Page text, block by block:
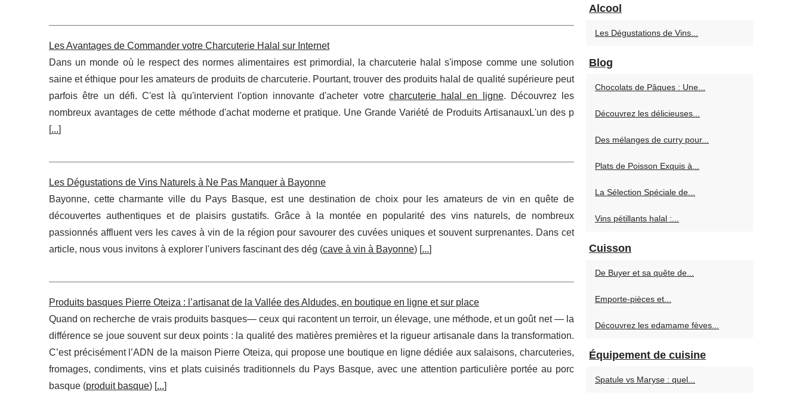
Les Avantages de Commander votre Charcuterie Halal sur Internet
Dans un monde où le respect des normes alimentaires est primordial, la charcuterie halal s'impose comme une solution
saine et éthique pour les amateurs de produits de charcuterie. Pourtant, trouver des produits halal de qualité supérieure peut
parfois être un défi. C'est là qu'intervient l'option innovante d'acheter votre charcuterie halal en ligne. Découvrez les
nombreux avantages de cette méthode d'achat moderne et pratique. Une Grande Variété de Produits ArtisanauxL'un des p
[...]
Les Dégustations de Vins Naturels à Ne Pas Manquer à Bayonne
Bayonne, cette charmante ville du Pays Basque, est une destination de choix pour les amateurs de vin en quête de
découvertes authentiques et de plaisirs gustatifs. Grâce à la montée en popularité des vins naturels, de nombreux
passionnés affluent vers les caves à vin de la région pour savourer des cuvées uniques et souvent surprenantes. Dans cet
article, nous vous invitons à explorer l'univers fascinant des dég (cave à vin à Bayonne) [...]
Produits basques Pierre Oteiza : l’artisanat de la Vallée des Aldudes, en boutique en ligne et sur place
Quand on recherche de vrais produits basques— ceux qui racontent un terroir, un élevage, une méthode, et un goût net — la
différence se joue souvent sur deux points : la qualité des matières premières et la rigueur artisanale dans la transformation.
C’est précisément l’ADN de la maison Pierre Oteiza, qui propose une boutique en ligne dédiée aux salaisons, charcuteries,
fromages, condiments, vins et plats cuisinés traditionnels du Pays Basque, avec une attention particulière portée au porc
basque (produit basque) [...]
Alcool
Les Dégustations de Vins...
Blog
Chocolats de Pâques : Une...
Découvrez les délicieuses...
Des mélanges de curry pour...
Plats de Poisson Exquis à...
La Sélection Spéciale de...
Vins pétillants halal :...
Cuisson
De Buyer et sa quête de...
Emporte-pièces et...
Découvrez les edamame fèves...
Équipement de cuisine
Spatule vs Maryse : quel...